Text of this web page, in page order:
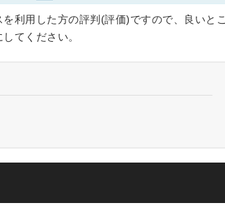
利用した方の評判(評価)ですので、良いとこ
てください。